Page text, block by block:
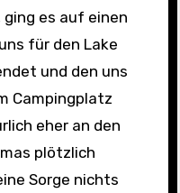
es auf einen
für den Lake
und den uns
Campingplatz
eher an den
plötzlich
Sorge nichts